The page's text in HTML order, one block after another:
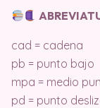
cad = cadena
pb = punto bajo
mpa = medio
pd = punto